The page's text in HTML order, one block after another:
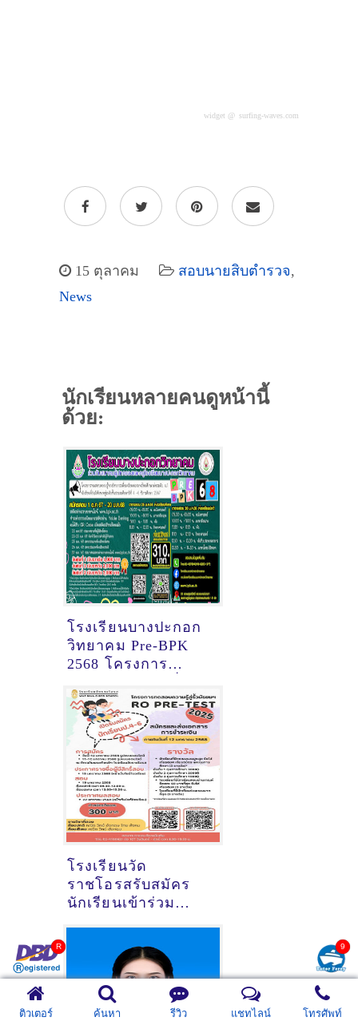
widget @ surfing-waves.com
15 ตุลาคม สอบนายสิบตำรวจ,
News
นักเรียนหลายคนดูหน้านี้
ด้วย:
โรงเรียนบางปะกอก
วิทยาคม Pre-BPK
2568 โครงการ
เตรียมความพร้อม
ศึกษาต่อ ม.1 ปี 2568
โรงเรียนวัด
ราชโอรสรับสมัคร
นักเรียนเข้าร่วม
สอบเข้า ม.1 ปี 2568
ติวเตอร์ ค้นหา รีวิว แชทไลน์ โทรศัพท์